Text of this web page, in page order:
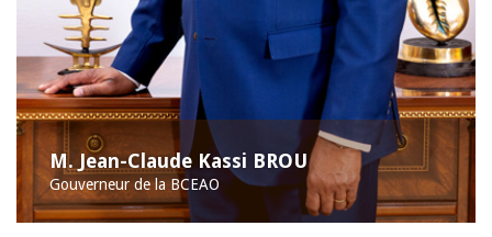
M. Jean-Claude Kassi BROU
Gouverneur de la BCEAO